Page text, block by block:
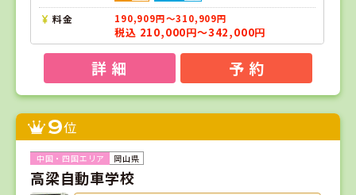
料金 190,909円～310,909円
税込 210,000円～342,000円
詳 細 予 約
9位
岡山県
高梁自動車学校